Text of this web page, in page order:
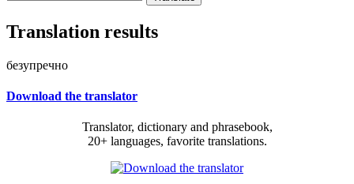
Translation results
безупречно
Download the translator
Translator, dictionary and phrasebook,
20+ languages, favorite translations.